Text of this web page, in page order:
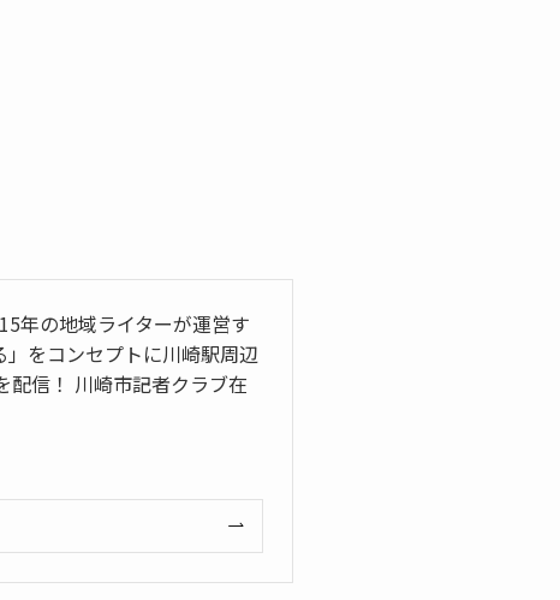
年の地域ライターが運営す
をコンセプトに川崎駅周辺
配信！ 川崎市記者クラブ在